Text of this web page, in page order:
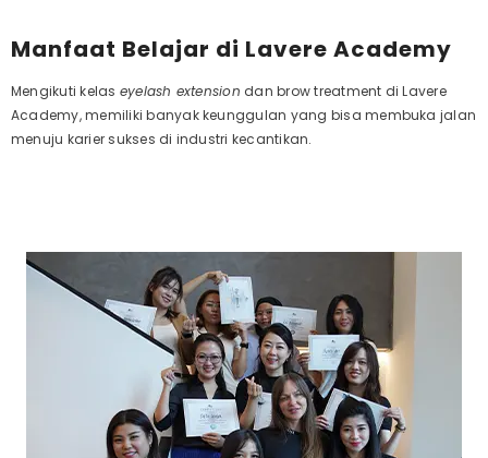
Manfaat Belajar di Lavere Academy
Mengikuti kelas eyelash extension dan brow treatment di Lavere
Academy, memiliki banyak keunggulan yang bisa membuka jalan
menuju karier sukses di industri kecantikan.